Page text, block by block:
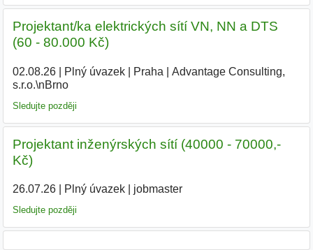
Projektant/ka elektrických sítí VN, NN a DTS
(60 - 80.000 Kč)
02.08.26| Plný úvazek| Praha
Advantage Consulting,
s.r.o.\nBrno
Sledujte později
Projektant inženýrských sítí (40000 - 70000,-
Kč)
26.07.26| Plný úvazek| jobmaster
Sledujte později